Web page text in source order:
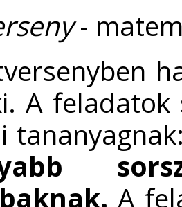
-
A feladatok
A